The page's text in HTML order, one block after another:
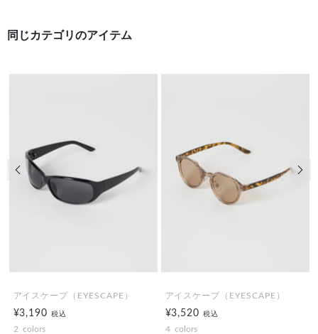
同じカテゴリのアイテム
アイスケープ（EYESCAPE）
¥3,190税込
2 colors
アイスケープ（EYESCAPE）
¥3,520税込
4 colors
前の画像